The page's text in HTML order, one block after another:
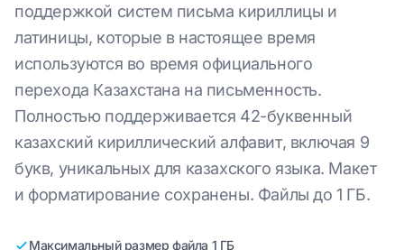
поддержкой систем письма кириллицы и
латиницы, которые в настоящее время
используются во время официального
перехода Казахстана на письменность.
Полностью поддерживается 42-буквенный
казахский кириллический алфавит, включая 9
букв, уникальных для казахского языка. Макет
и форматирование сохранены. Файлы до 1 ГБ.
Максимальный размер файла 1 ГБ